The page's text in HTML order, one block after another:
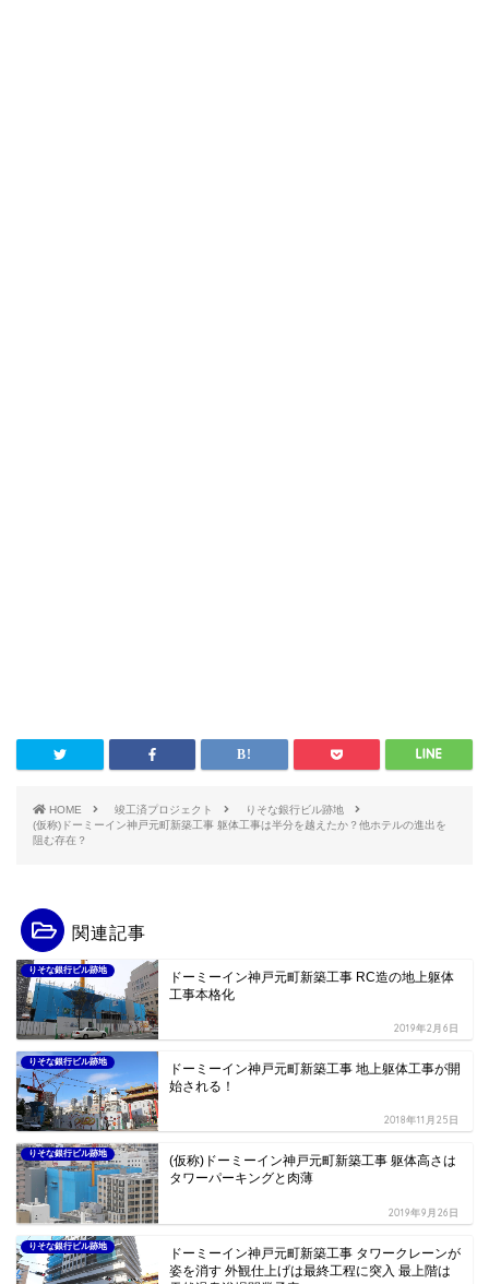
HOME 竣工済プロジェクト
りそな銀行ビル跡地
(仮称)ドーミーイン神戸元町新築工事 躯体工事は半分を越えたか？他ホテルの進出を
阻む存在？
関連記事
りそな銀行ビル跡地
ドーミーイン神戸元町新築工事 RC造の地上躯体
工事本格化
2019年2月6日
りそな銀行ビル跡地
ドーミーイン神戸元町新築工事 地上躯体工事が開
始される！
2018年11月25日
りそな銀行ビル跡地
(仮称)ドーミーイン神戸元町新築工事 躯体高さは
タワーパーキングと肉薄
2019年9月26日
りそな銀行ビル跡地
ドーミーイン神戸元町新築工事 タワークレーンが
姿を消す 外観仕上げは最終工程に突入 最上階は